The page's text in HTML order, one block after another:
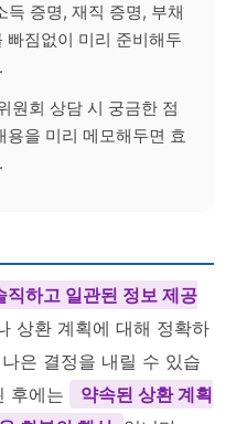
득 증명, 재직 증명, 부채
빠짐없이 미리 준비해두
원회 상담 시 궁금한 점
을 미리 메모해두면 효
직하고 일관된 정보 제공
상환 계획에 대해 정확하
은 결정을 내릴 수 있습
후에는
약속된 상환 계획